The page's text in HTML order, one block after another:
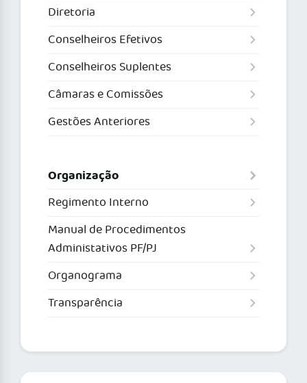
Diretoria
Conselheiros Efetivos
Conselheiros Suplentes
Câmaras e Comissões
Gestões Anteriores
Organização
Regimento Interno
Manual de Procedimentos
Administativos PF/PJ
Organograma
Transparência